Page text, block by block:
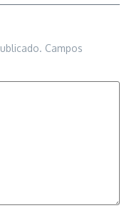
Campos